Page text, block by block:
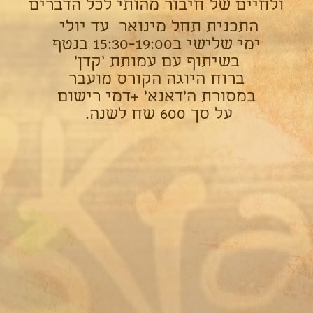
ולחיים של חיבור מהותי לכל הדברים
התכנית תחל מינואר עד יולי
ימי שלישי ב15:30-19:00 בנטף
בשיתוף עם עמותת 'קדן'
ברוח היוגה הקורס מועבר
במסורת ה'דאנא' +דמי רישום
על סך 600 שח לשנה.